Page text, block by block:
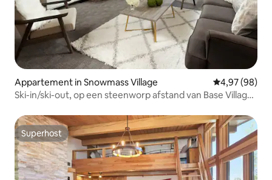
Appartement in Snowmass Village Gemiddelde
4,97 (98)
Ski-in/ski-out, op een steenworp afstand van Base Village
Superhost
Superhost